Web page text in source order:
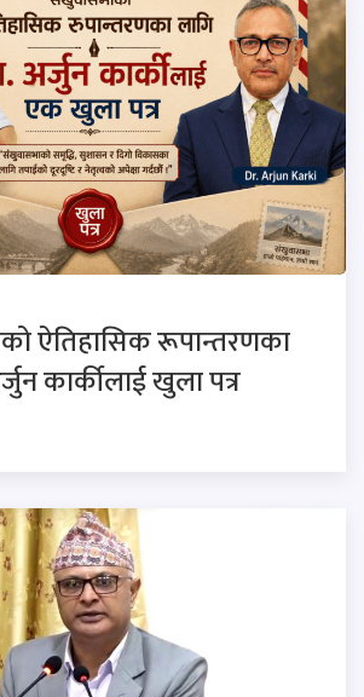
ऐतिहासिक रूपान्तरणका
कार्कीलाई खुला पत्र